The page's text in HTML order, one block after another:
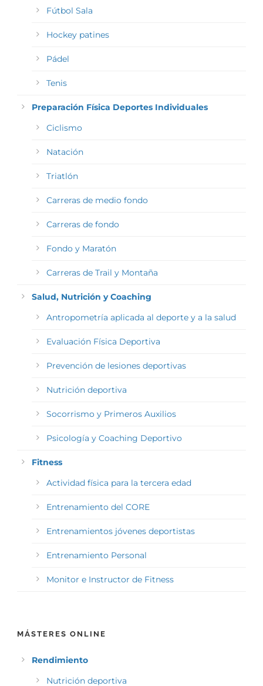
Fútbol Sala
Hockey patines
Pádel
Tenis
Preparación Física Deportes Individuales
Ciclismo
Natación
Triatlón
Carreras de medio fondo
Carreras de fondo
Fondo y Maratón
Carreras de Trail y Montaña
Salud, Nutrición y Coaching
Antropometría aplicada al deporte y a la salud
Evaluación Física Deportiva
Prevención de lesiones deportivas
Nutrición deportiva
Socorrismo y Primeros Auxilios
Psicología y Coaching Deportivo
Fitness
Actividad física para la tercera edad
Entrenamiento del CORE
Entrenamientos jóvenes deportistas
Entrenamiento Personal
Monitor e Instructor de Fitness
MÁSTERES ONLINE
Rendimiento
Nutrición deportiva